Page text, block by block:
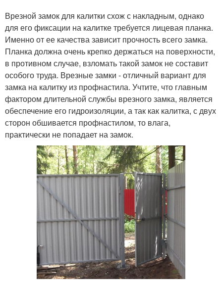
Врезной замок для калитки схож с накладным, однако
для его фиксации на калитке требуется лицевая планка.
Именно от ее качества зависит прочность всего замка.
Планка должна очень крепко держаться на поверхности,
в противном случае, взломать такой замок не составит
особого труда. Врезные замки - отличный вариант для
замка на калитку из профнастила. Учтите, что главным
фактором длительной службы врезного замка, является
обеспечение его гидроизоляции, а так как калитка, с двух
сторон обшивается профнастилом, то влага,
практически не попадает на замок.